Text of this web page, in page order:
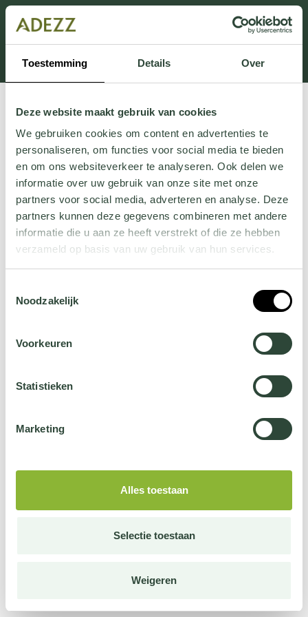
Toestemming Details Over
Deze website maakt gebruik van cookies
We gebruiken cookies om content en advertenties te
personaliseren, om functies voor social media te bieden
en om ons websiteverkeer te analyseren. Ook delen we
informatie over uw gebruik van onze site met onze
partners voor social media, adverteren en analyse. Deze
partners kunnen deze gegevens combineren met andere
informatie die u aan ze heeft verstrekt of die ze hebben
verzameld op basis van uw gebruik van hun services.
jehier.
Noodzakelijk
Voorkeuren
Statistieken
Marketing
Alles toestaan
Selectie toestaan
Weigeren
Dit onderdeel is momenteel in onderhoud.
Als je informatie mist kun je ons bellen +31 413 274
168 of mailen
Customersupport@adezz.com.